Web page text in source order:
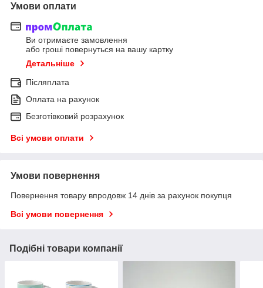
Умови оплати
Ви отримаєте замовлення
або гроші повернуться на вашу картку
Детальніше
Післяплата
Оплата на рахунок
Безготівковий розрахунок
Всі умови оплати
Умови повернення
Повернення товару впродовж 14 днів за рахунок покупця
Всі умови повернення
Подібні товари компанії